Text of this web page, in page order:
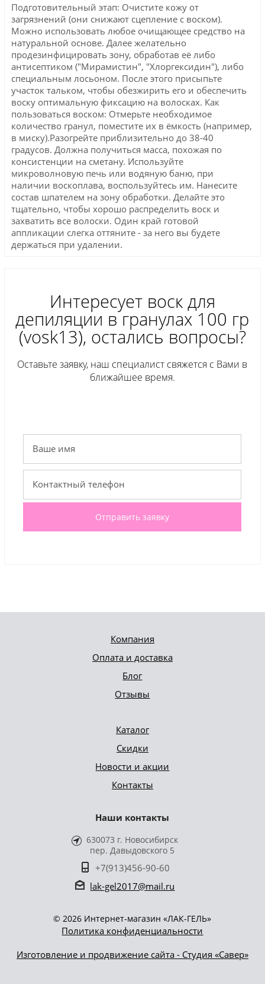
Подготовительный этап: Очистите кожу от
загрязнений (они снижают сцепление с воском).
Можно использовать любое очищающее средство на
натуральной основе. Далее желательно
продезинфицировать зону, обработав её либо
антисептиком ("Мирамистин", "Хлоргексидин"), либо
специальным лосьоном. После этого присыпьте
участок тальком, чтобы обезжирить его и обеспечить
воску оптимальную фиксацию на волосках. Как
пользоваться воском: Отмерьте необходимое
количество гранул, поместите их в ёмкость (например,
в миску).Разогрейте приблизительно до 38-40
градусов. Должна получиться масса, похожая по
консистенции на сметану. Используйте
микроволновую печь или водяную баню, при
наличии воскоплава, воспользуйтесь им. Нанесите
состав шпателем на зону обработки. Делайте это
тщательно, чтобы хорошо распределить воск и
захватить все волоски. Один край готовой
аппликации слегка оттяните - за него вы будете
держаться при удалении.
Интересует воск для
депиляции в гранулах 100 гр
(vosk13), остались вопросы?
Оставьте заявку, наш специалист свяжется с Вами в
ближайшее время.
Отправить заявку
Компания
Оплата и доставка
Блог
Отзывы
Каталог
Скидки
Новости и акции
Контакты
Наши контакты
630073 г. Новосибирск
пер. Давыдовского 5
+7(913)456-90-60
lak-gel2017@mail.ru
© 2026 Интернет-магазин «ЛАК-ГЕЛЬ»
Политика конфиденциальности
Изготовление и продвижение сайта - Студия «Савер»